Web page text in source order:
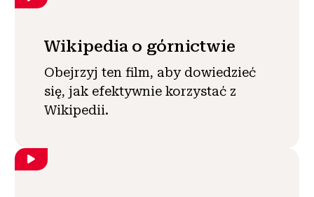
Wikipedia o górnictwie
Obejrzyj ten film, aby dowiedzieć
się, jak efektywnie korzystać z
Wikipedii.